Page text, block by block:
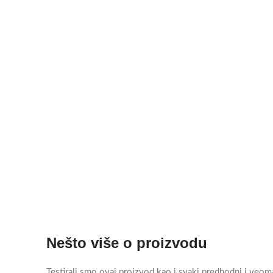
Nešto više o proizvodu